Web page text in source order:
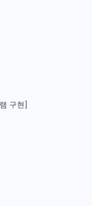
구현]